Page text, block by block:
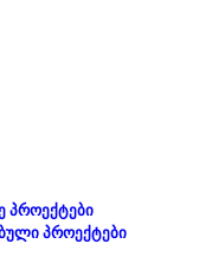
ᲞᲠᲝᲔᲥᲢᲔᲑᲘ
ᲞᲠᲝᲔᲥᲢᲔᲑᲘ